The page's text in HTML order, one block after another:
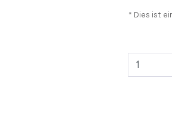
* Dies ist
Anzahl